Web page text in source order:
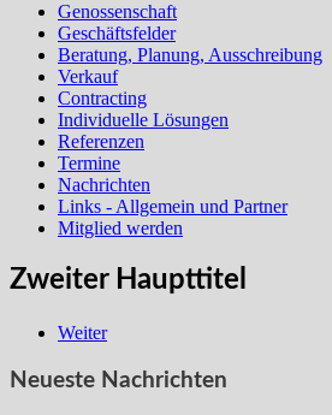
Genossenschaft
Geschäftsfelder
Beratung, Planung, Ausschreibung
Verkauf
Contracting
Individuelle Lösungen
Referenzen
Termine
Nachrichten
Links - Allgemein und Partner
Mitglied werden
Zweiter Haupttitel
Weiter
Neueste Nachrichten